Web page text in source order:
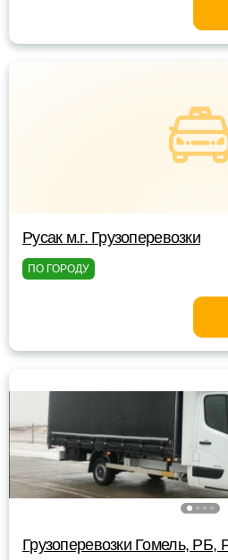
Русак м.г. Грузоперевозки
ПО ГОРОДУ
Грузоперевозки Гомель, РБ,